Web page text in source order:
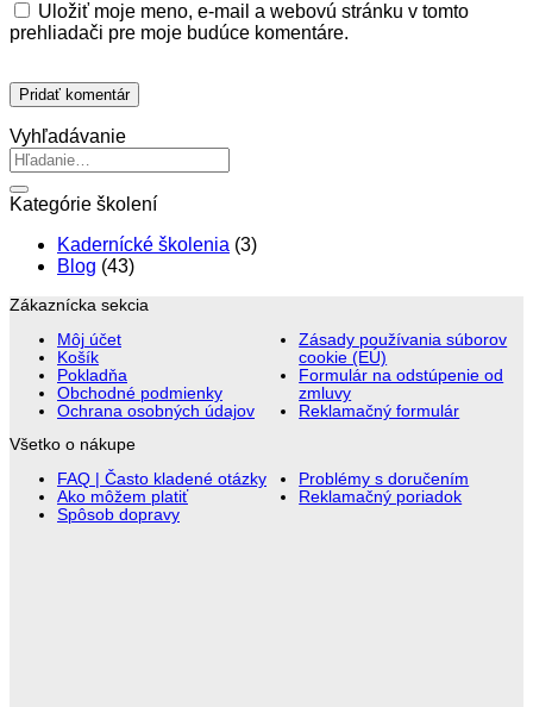
Uložiť moje meno, e-mail a webovú stránku v tomto
prehliadači pre moje budúce komentáre.
Vyhľadávanie
Kategórie školení
Kadernícké školenia (3)
Blog (43)
Zákaznícka sekcia
Môj účet
Košík
Pokladňa
Obchodné podmienky
Ochrana osobných údajov
Zásady používania súborov
cookie (EÚ)
Formulár na odstúpenie od
zmluvy
Reklamačný formulár
Všetko o nákupe
FAQ | Často kladené otázky
Ako môžem platiť
Spôsob dopravy
Problémy s doručením
Reklamačný poriadok